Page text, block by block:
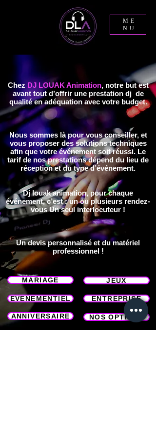
ME
NU
Chez DJ LOUAK Animation, notre but est
avant tout d’offrir une prestation dj de
qualité en adéquation avec votre budget.
Nous sommes là pour vous conseiller, et
vous proposer des solutions techniques
afin que votre événement soit réussi. Le
tarif de nos prestations dépend du lieu de
réception et du type d’événement.
Dj louak animation, pour chaque
événement, c’est : un ou plusieurs rendez-
vous Un seul interlocuteur !
Un devis personnalisé et du matériel
professionnel !
MARIAGE JEUX
EVENEMENTIEL ENTREPRISE
ANNIVERSAIRE NOS OPTIONS